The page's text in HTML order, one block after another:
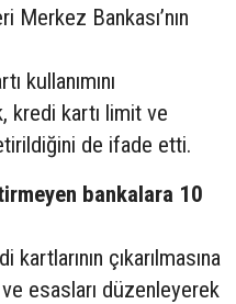
Bankası’nın
kullanımını
kredi kartı limit ve
de ifade etti.
bankalara 10
çıkarılmasına
esasları düzenleyerek